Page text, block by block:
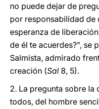
no puede dejar de
por responsabilidad de
esperanza de
de él te acuerdes?", se
Salmista, admirado
creación (Sal 8, 5).
2. La pregunta sobre la
todos, del hombre